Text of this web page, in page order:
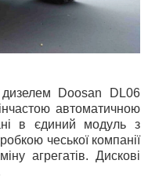
Doosan DL06
автоматичною
в єдиний модуль з
чеської компанії
агрегатів. Дискові